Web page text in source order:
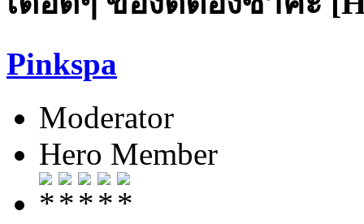
Pinkspa
Moderator
Hero Member